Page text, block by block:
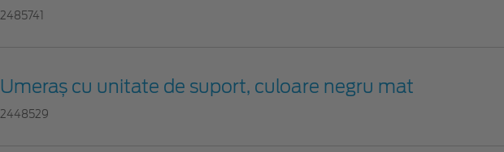
2485741
Umeraș cu unitate de suport, culoare negru mat
2448529